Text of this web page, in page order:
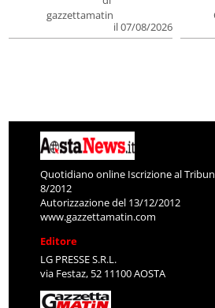
gazzettamatin
il 07/08/2026
Quotidiano online Iscrizione al
8/2012
Autorizzazione del 13/12/2012
www.gazzettamatin.com
Editore
LG PRESSE S.R.L.
via Festaz, 52 11100 AOSTA